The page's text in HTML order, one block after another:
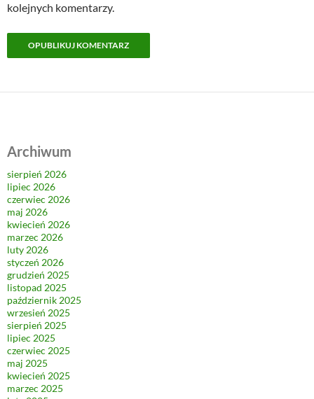
kolejnych komentarzy.
Archiwum
sierpień 2026
lipiec 2026
czerwiec 2026
maj 2026
kwiecień 2026
marzec 2026
luty 2026
styczeń 2026
grudzień 2025
listopad 2025
październik 2025
wrzesień 2025
sierpień 2025
lipiec 2025
czerwiec 2025
maj 2025
kwiecień 2025
marzec 2025